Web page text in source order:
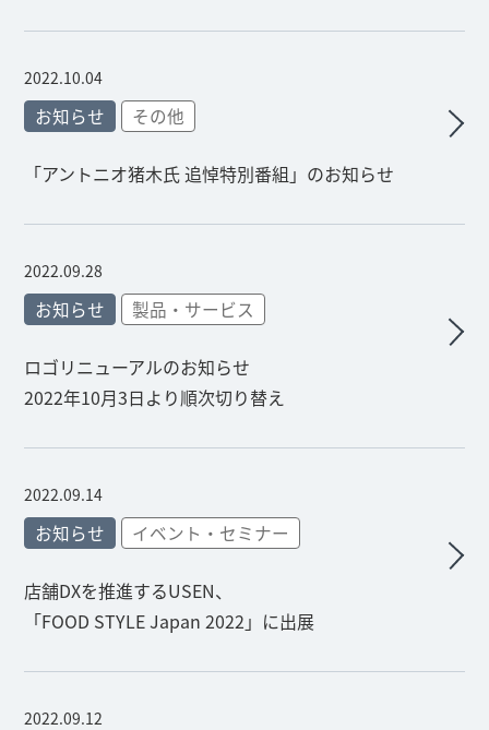
2022.10.04
お知らせ その他
「アントニオ猪木氏 追悼特別番組」のお知らせ
2022.09.28
お知らせ 製品・サービス
ロゴリニューアルのお知らせ
2022年10月3日より順次切り替え
2022.09.14
お知らせ イベント・セミナー
店舗DXを推進するUSEN、
「FOOD STYLE Japan 2022」に出展
2022.09.12